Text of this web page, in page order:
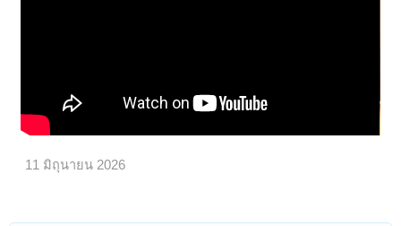
11 มิถุนายน 2026